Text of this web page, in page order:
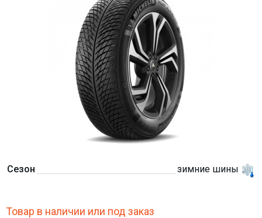
Сезон зимние шины
Товар в наличии или под заказ